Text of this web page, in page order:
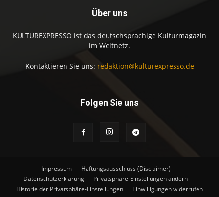
Über uns
KULTUREXPRESSO ist das deutschsprachige Kulturmagazin
im Weltnetz.
Kontaktieren Sie uns: redaktion@kulturexpresso.de
Folgen Sie uns
Impressum
Haftungsausschluss (Disclaimer)
Datenschutzerklärung
Privatsphäre-Einstellungen ändern
Historie der Privatsphäre-Einstellungen
Einwilligungen widerrufen